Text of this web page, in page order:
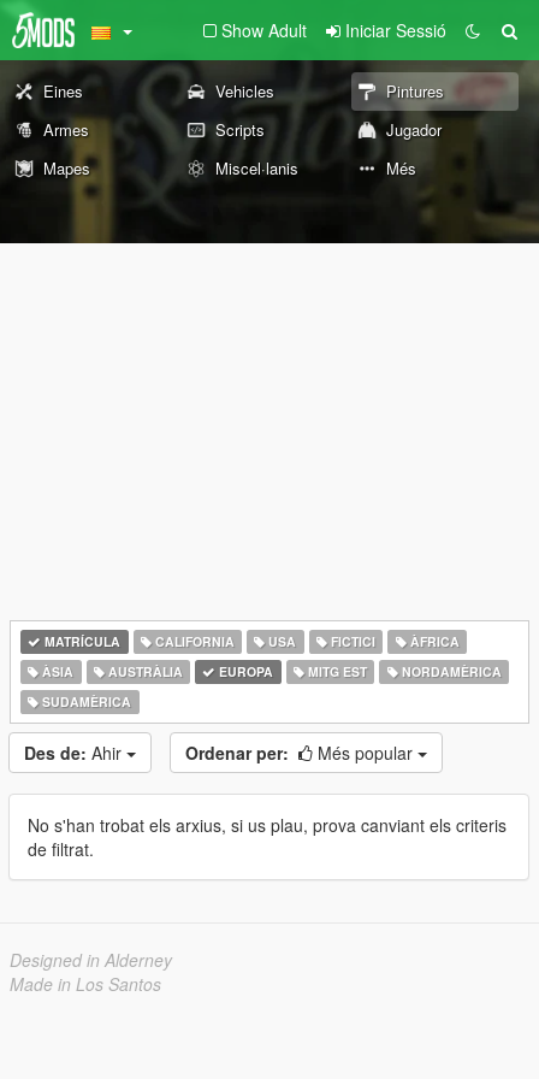
Show Adult Iniciar Sessió
Eines Vehicles
Pintures
Armes
Scripts
Jugador
Mapes
Miscel·lanis Més
MATRÍCULA CALIFORNIA USA FICTICI
ÀFRICA
ÀSIA
AUSTRÀLIA EUROPA MITG EST
NORDAMÈRICA
SUDAMÈRICA
Des de: Ahir Ordenar per: Més popular
No s'han trobat els arxius, si us plau, prova canviant els criteris
de filtrat.
Designed in Alderney
Made in Los Santos